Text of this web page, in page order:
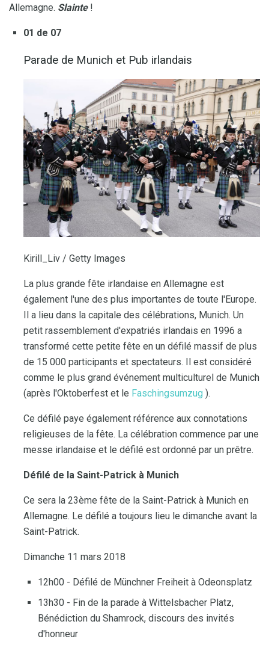
Allemagne. Slainte!
01 de 07
Parade de Munich et Pub irlandais
Kirill_Liv / Getty Images
La plus grande fête irlandaise en Allemagne est
également l'une des plus importantes de toute l'Europe.
Il a lieu dans la capitale des célébrations, Munich. Un
petit rassemblement d'expatriés irlandais en 1996 a
transformé cette petite fête en un défilé massif de plus
de 15 000 participants et spectateurs. Il est considéré
comme le plus grand événement multiculturel de Munich
(après l'Oktoberfest et le Faschingsumzug ).
Ce défilé paye également référence aux connotations
religieuses de la fête. La célébration commence par une
messe irlandaise et le défilé est ordonné par un prêtre.
Défilé de la Saint-Patrick à Munich
Ce sera la 23ème fête de la Saint-Patrick à Munich en
Allemagne. Le défilé a toujours lieu le dimanche avant la
Saint-Patrick.
Dimanche 11 mars 2018
12h00 - Défilé de Münchner Freiheit à Odeonsplatz
13h30 - Fin de la parade à Wittelsbacher Platz,
Bénédiction du Shamrock, discours des invités
d'honneur